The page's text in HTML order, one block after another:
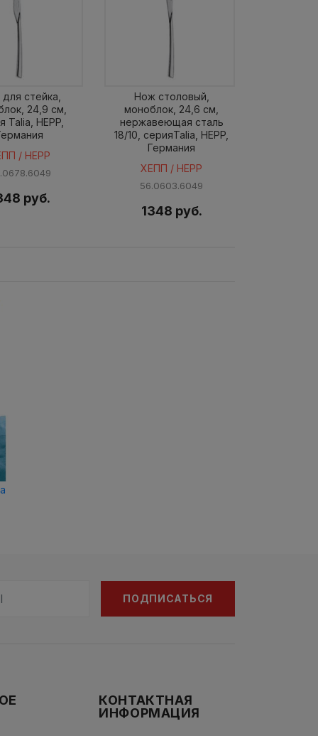
стейка,
24,9 см,
Talia, HEPP,
/ HEPP
руб.
Нож столовый,
моноблок, 24,6 см,
нержавеющая сталь
18/10, серияTalia, HEPP,
Германия
ХЕПП / HEPP
56.0603.6049
1348 руб.
ПОДПИСАТЬСЯ
КОНТАКТНАЯ
ИНФОРМАЦИЯ